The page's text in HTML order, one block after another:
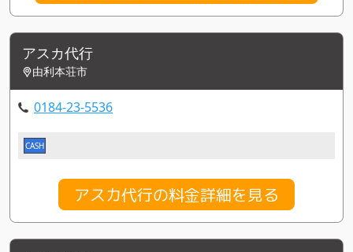
アスカ代行
由利本荘市
0184-23-5536
CASH
アスカ代行の料金詳細を見る